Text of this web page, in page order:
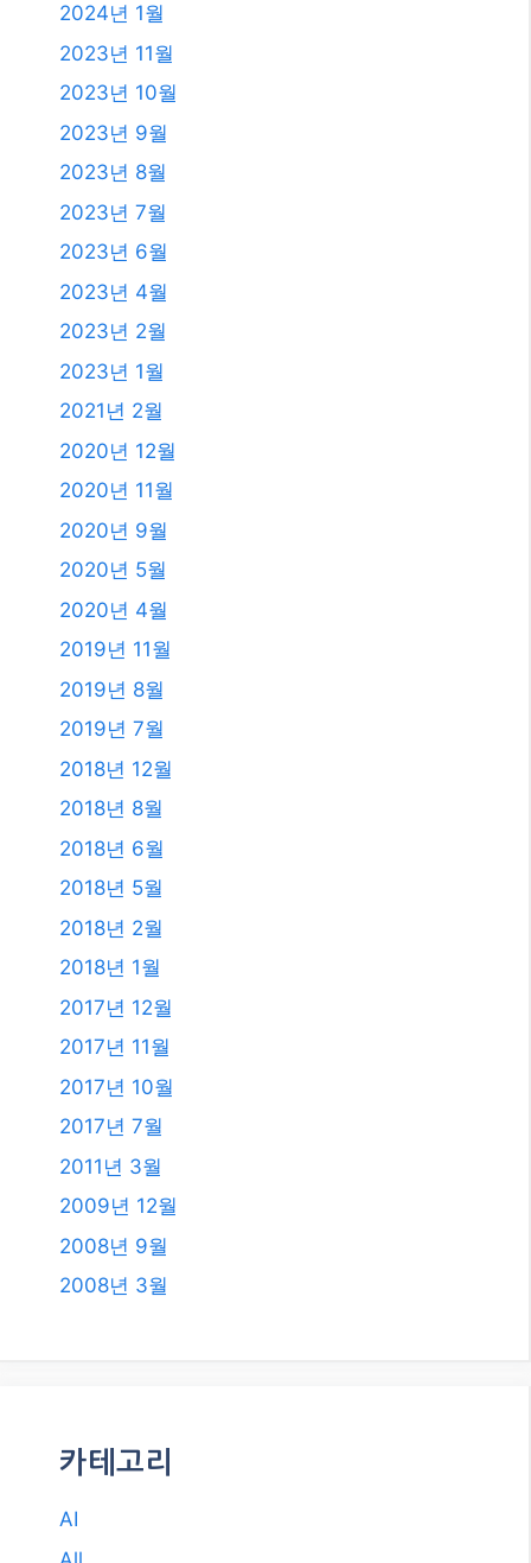
2024년 1월
2023년 11월
2023년 10월
2023년 9월
2023년 8월
2023년 7월
2023년 6월
2023년 4월
2023년 2월
2023년 1월
2021년 2월
2020년 12월
2020년 11월
2020년 9월
2020년 5월
2020년 4월
2019년 11월
2019년 8월
2019년 7월
2018년 12월
2018년 8월
2018년 6월
2018년 5월
2018년 2월
2018년 1월
2017년 12월
2017년 11월
2017년 10월
2017년 7월
2011년 3월
2009년 12월
2008년 9월
2008년 3월
카테고리
AI